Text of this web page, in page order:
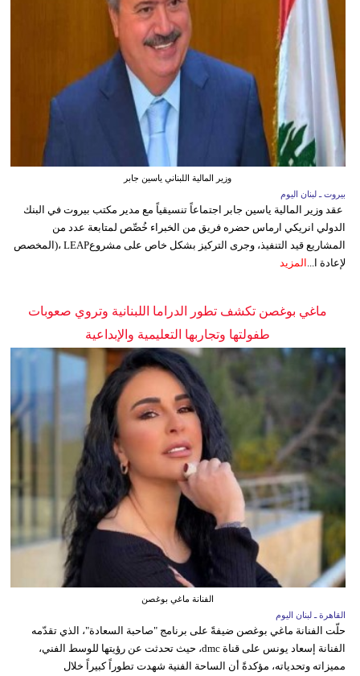
وزير المالية اللبناني ياسين جابر
بيروت ـ لبنان اليوم
عقد وزير المالية ياسين جابر اجتماعاً تنسيقياً مع مدير مكتب بيروت في البنك
الدولي انريكي ارماس حضره فريق من الخبراء خُصِّص لمتابعة عدد من
المشاريع قيد التنفيذ، وجرى التركيز بشكل خاص على مشروعLEAP ،(المخصص
لإعادة ا... المزيد
ماغي بوغصن تكشف تطور الدراما اللبنانية وتروي صعوبات
طفولتها وتجاربها التعليمية والإبداعية
الفنانة ماغي بوغصن
القاهرة ـ لبنان اليوم
حلّت الفنانة ماغي بوغصن ضيفةً على برنامج "صاحبة السعادة"، الذي تقدّمه
الفنانة إسعاد يونس على قناة dmc، حيث تحدثت عن رؤيتها للوسط الفني،
مميزاته وتحدياته، مؤكدةً أن الساحة الفنية شهدت تطوراً كبيراً خلال